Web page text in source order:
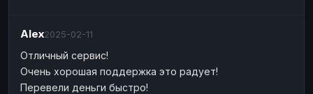
Alex2025-02-11
Отличный сервис!
Очень хорошая поддержка это радует!
Перевели деньги быстро!